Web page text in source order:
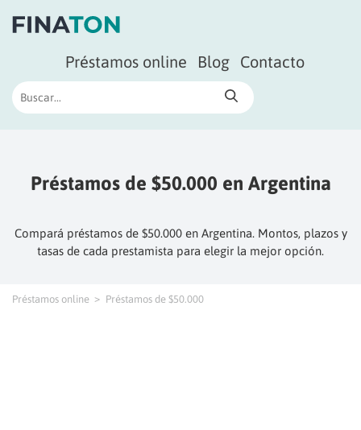
Préstamos online Blog Contacto
Préstamos de $50.000 en Argentina
Compará préstamos de $50.000 en Argentina. Montos, plazos y
tasas de cada prestamista para elegir la mejor opción.
Préstamos online Préstamos de $50.000